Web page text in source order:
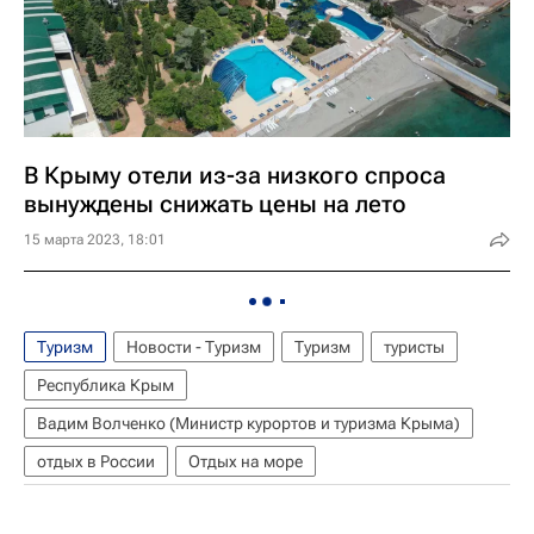
В Крыму отели из-за низкого спроса
вынуждены снижать цены на лето
15 марта 2023, 18:01
Туризм Новости - Туризм Туризм
туристы
Республика Крым
Вадим Волченко (Министр курортов и туризма Крыма)
отдых в России
Отдых на море